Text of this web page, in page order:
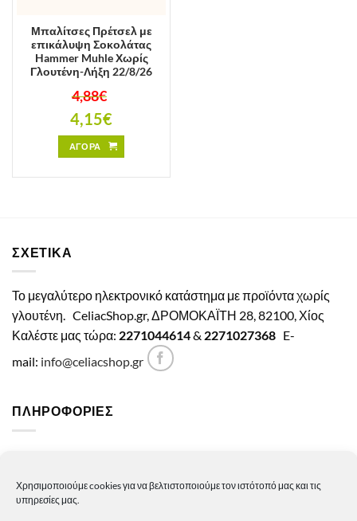
Χρησιμοποιούμε cookies για να βελτιστοποιούμε τον ιστότοπό μας και τις
υπηρεσίες μας.
Μπαλίτσες Πρέτσελ με
επικάλυψη Σοκολάτας
Hammer Muhle Χωρίς
Γλουτένη-Λήξη 22/8/26
4,88€
price
was:
4,88€.
4,15€
τρέχουσα
τιμή
είναι:
ΑΓΟΡΑ
ΣΧΕΤΙΚΑ
Το μεγαλύτερο ηλεκτρονικό κατάστημα με προϊόντα χωρίς
γλουτένη. CeliacShop.gr, ΔΡΟΜΟΚΑΪΤΗ 28, 82100, Χίος
Καλέστε μας τώρα: 2271044614& 2271027368 E-
mail: info@celiacshop.gr
ΠΛΗΡΟΦΟΡΙΕΣ
Πολιτική Απορρήτου